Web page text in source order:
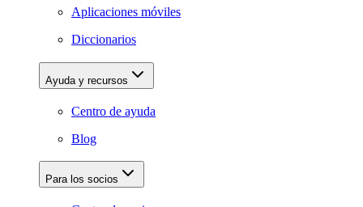
Aplicaciones móviles
Diccionarios
Ayuda y recursos
Centro de ayuda
Blog
Para los socios